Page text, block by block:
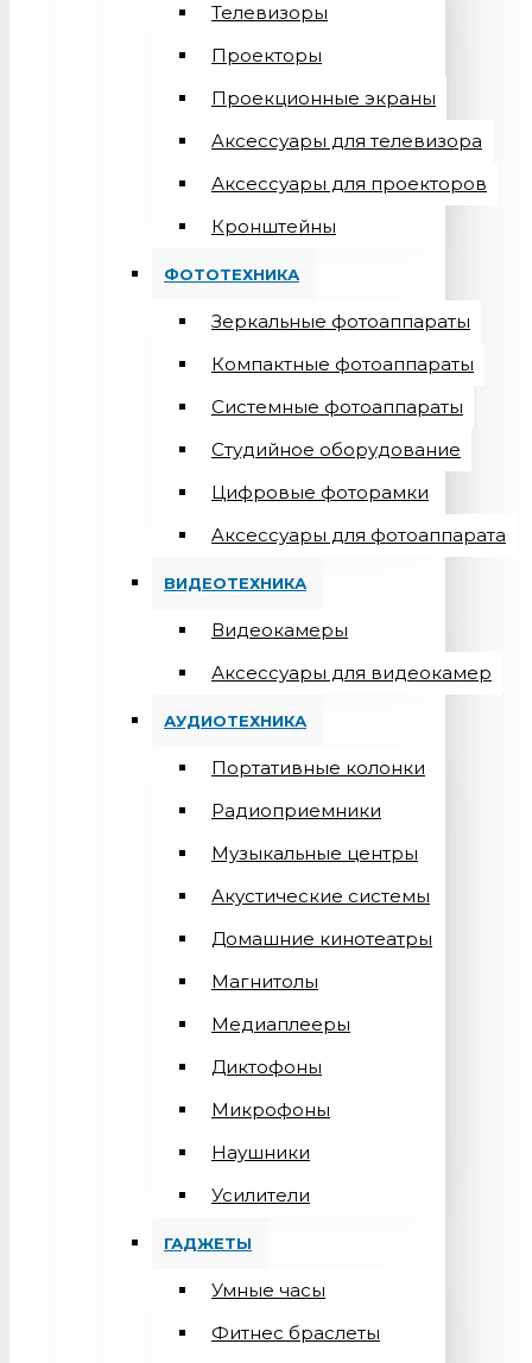
Телевизоры
Проекторы
Проекционные экраны
Aксессуары для телевизора
Аксессуары для проекторов
Кронштейны
ФОТОТЕХНИКА
Зеркальные фотоаппараты
Компактные фотоаппараты
Системные фотоаппараты
Студийное оборудование
Цифровые фоторамки
Aксессуары для фотоаппарата
ВИДЕОТЕХНИКА
Видеокамеры
Аксессуары для видеокамер
АУДИОТЕХНИКА
Портативные колонки
Радиоприемники
Музыкальные центры
Акустические системы
Домашние кинотеатры
Магнитолы
Медиаплееры
Диктофоны
Микрофоны
Наушники
Усилители
ГАДЖЕТЫ
Умные часы
Фитнес браслеты